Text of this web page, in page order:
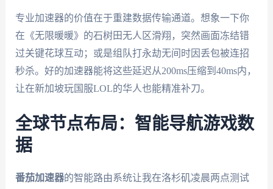
专业加速器的价值在于重建数据传输通道。想象一下你
在《无限暖暖》的石树田无人区滑翔，突然画面冻结错
过关键花球互动；或是组队打永劫无间时因丢包被连招
秒杀。好的加速器能将这些延迟从200ms压缩到40ms内，
让在新加坡玩国服LOL的华人也能精准补刀。
全球节点布局：智能导航游戏数
据
番茄加速器的智能路由系统让我在洛杉矶凌晨两点测试